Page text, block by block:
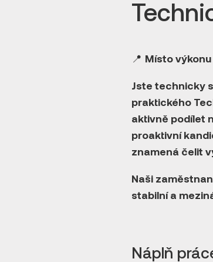
📍 Místo
Jste technicky
praktického
aktivně podílet
proaktivní
znamená čelit
Naši
stabilní a
Náplň